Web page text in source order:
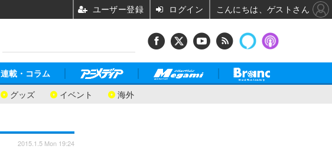
グッズ イベント 海外
連載・コラム
2015.1.5 Mon 19:24
ユーザー登録 ログイン こんにちは、ゲストさん